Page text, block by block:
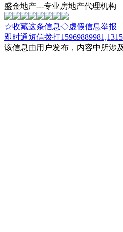
盛金地产---专业房地产代理机构
☆收藏这条信息◇虚假信息举报
即时通短信拨打
该信息由用户发布，内容中所涉